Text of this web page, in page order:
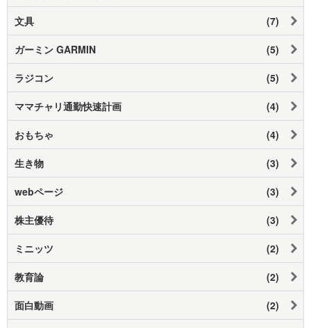
文具 (7)
ガーミン GARMIN (5)
ラジコン (5)
ママチャリ通勤快速計画 (4)
おもちゃ (4)
生き物 (3)
webページ (3)
株主優待 (3)
ミニッツ (2)
教育論 (2)
面白動画 (2)